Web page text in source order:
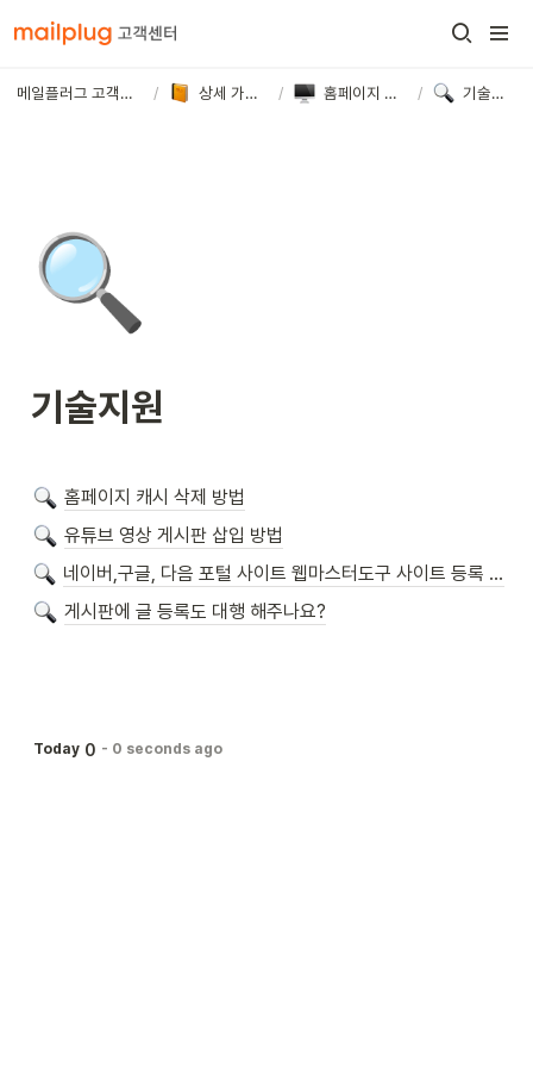
메일플러그 고객센터 / 상세 가이드 / 홈페이지 제작 / 기술지원
🔍
기술지원
홈페이지 캐시 삭제 방법
유튜브 영상 게시판 삽입 방법
네이버,구글, 다음 포털 사이트 웹마스터도구 사이트 등록 방법
게시판에 글 등록도 대행 해주나요?
Today 0 - 0 seconds ago